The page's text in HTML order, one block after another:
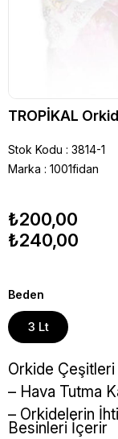
TROPİKAL
Stok Kodu
3814-1
Marka : 1001fidan
₺200,00
₺240,00
Beden
3 Lt
Orkide Çeşitleri
– Hava Tutma
– Orkidelerin
Besinleri İçerir